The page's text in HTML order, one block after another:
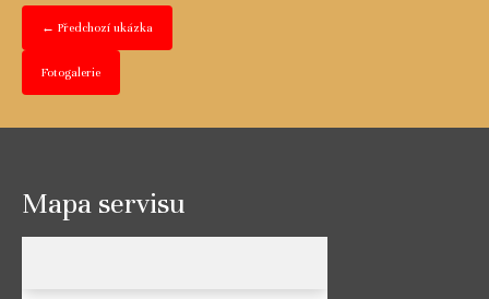
← Předchozí ukázka
Fotogalerie
Mapa servisu